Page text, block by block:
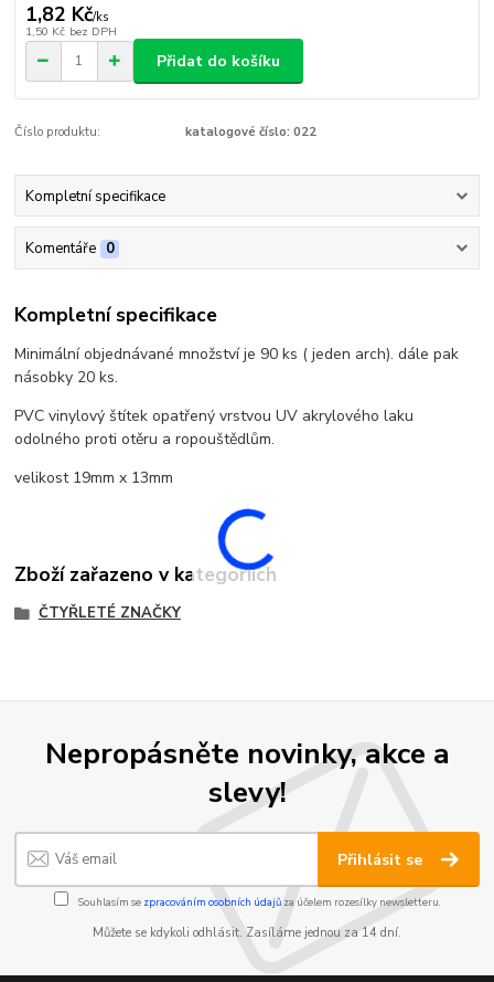
1,82 Kč/ks
1,50 Kč bez DPH
Přidat do košíku
Číslo produktu: katalogové číslo: 022
Kompletní specifikace
Komentáře 0
Kompletní specifikace
Minimální objednávané množství je 90 ks ( jeden arch). dále pak
násobky 20 ks.
PVC vinylový štítek opatřený vrstvou UV akrylového laku
odolného proti otěru a ropouštědlům.
velikost 19mm x 13mm
Zboží zařazeno v kategoriích
ČTYŘLETÉ ZNAČKY
Nepropásněte novinky, akce a
slevy!
Přihlásit se
Souhlasím se zpracováním osobních údajůza účelem rozesílky newsletteru.
Můžete se kdykoli odhlásit. Zasíláme jednou za 14 dní.